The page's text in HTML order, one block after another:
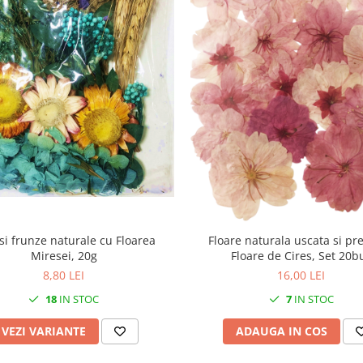
frunze naturale cu Floarea
Miresei, 20g
8,80 LEI
18 IN STOC
VEZI VARIANTE
Floare naturala uscata si
Floare de Cires, Set
16,00 LEI
7IN STOC
ADAUGA IN COS